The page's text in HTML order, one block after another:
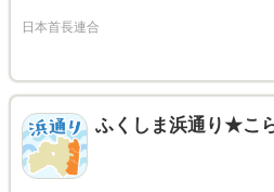
ふくしま浜通り★こ